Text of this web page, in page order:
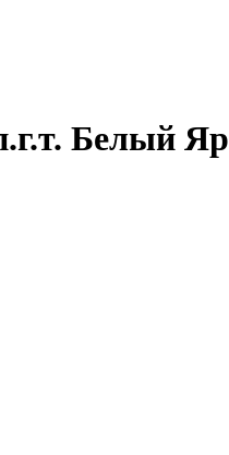
Белый Яр